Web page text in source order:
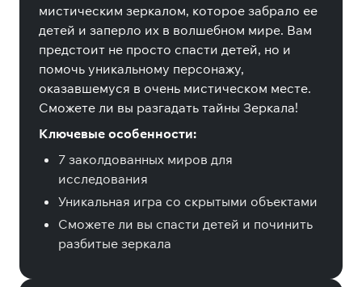
мистическим зеркалом, которое забрало ее
детей и заперло их в волшебном мире. Вам
предстоит не просто спасти детей, но и
помочь уникальному персонажу,
оказавшемуся в очень мистическом месте.
Сможете ли вы разгадать тайны Зеркала!
Ключевые особенности:
7 заколдованных миров для
исследования
Уникальная игра со скрытыми объектами
Сможете ли вы спасти детей и починить
разбитые зеркала